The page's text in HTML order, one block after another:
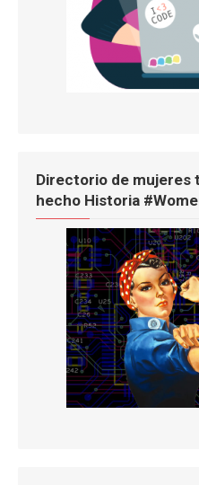
Directorio de mujeres
hecho Historia